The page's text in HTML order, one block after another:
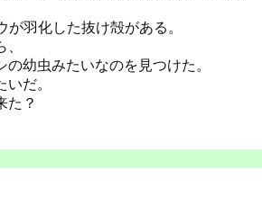
羽化した抜け殻がある。
幼虫みたいなのを見つけた。
だ。
た？